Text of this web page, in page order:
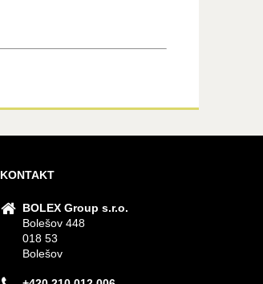
KONTAKT
BOLEX Group s.r.o.
Bolešov 448
018 53
Bolešov